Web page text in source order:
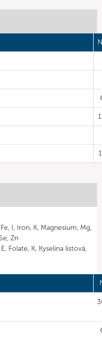
I, Iron, K, Magnesium, Mg,
Zn
Folate, K, Kyselina listová,